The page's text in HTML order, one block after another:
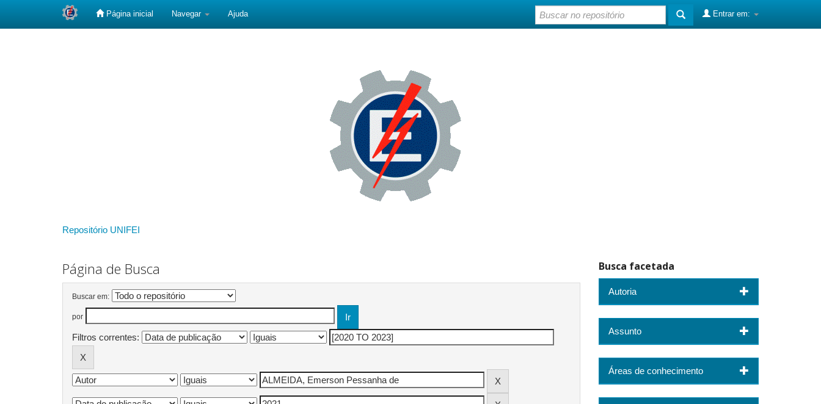
Página inicial Navegar Ajuda Entrar em:
Repositório UNIFEI
Página de Busca
Buscar em:
por
Filtros correntes:
Busca facetada
Autoria
Assunto
Áreas de conhecimento